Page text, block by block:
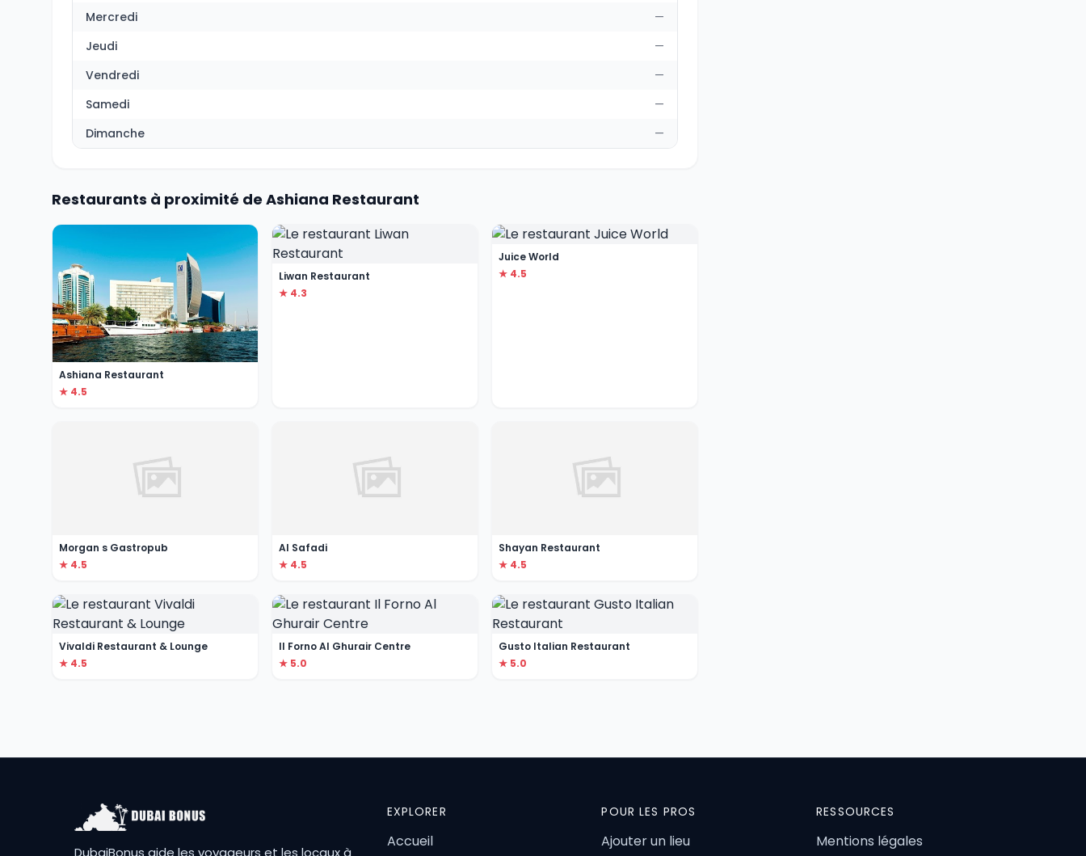
Mercredi
—
Jeudi
—
Vendredi
—
Samedi
—
Dimanche
—
Restaurants à proximité de Ashiana Restaurant
Ashiana Restaurant
★ 4.5
Liwan Restaurant
★ 4.3
Juice World
★ 4.5
Morgan s Gastropub
★ 4.5
Al Safadi
★ 4.5
Shayan Restaurant
★ 4.5
Vivaldi Restaurant & Lounge
★ 4.5
Il Forno Al Ghurair Centre
★ 5.0
Gusto Italian Restaurant
★ 5.0
DubaiBonus aide les voyageurs et les locaux à
EXPLORER
Accueil
POUR LES PROS
Ajouter un lieu
RESSOURCES
Mentions légales